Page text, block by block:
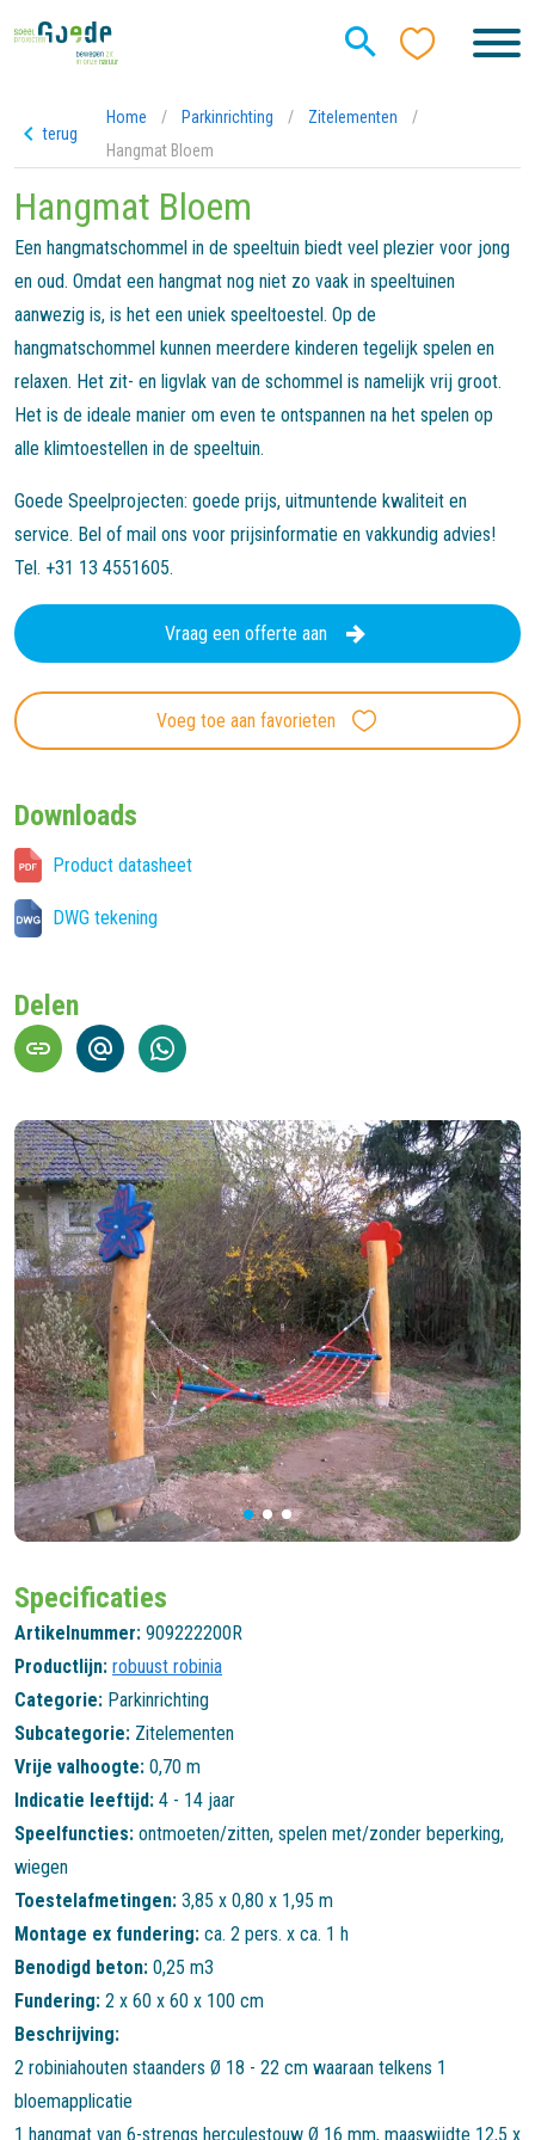
terug
Home / Parkinrichting / Zitelementen
/
Hangmat Bloem
Specificaties
Artikelnummer: 909222200R
Productlijn: robuust robinia
Categorie: Parkinrichting
Subcategorie: Zitelementen
Vrije valhoogte: 0,70 m
Indicatie leeftijd: 4 - 14 jaar
Speelfuncties: ontmoeten/zitten, spelen met/zonder beperking,
wiegen
Toestelafmetingen: 3,85 x 0,80 x 1,95 m
Montage ex fundering: ca. 2 pers. x ca. 1 h
Benodigd beton: 0,25 m3
Fundering: 2 x 60 x 60 x 100 cm
Beschrijving:
2 robiniahouten staanders Ø 18 - 22 cm waaraan telkens 1
bloemapplicatie
1 hangmat van 6-strengs herculestouw Ø 16 mm, maaswijdte 12,5 x
Hangmat Bloem
Een hangmatschommel in de speeltuin biedt veel plezier voor jong
en oud. Omdat een hangmat nog niet zo vaak in speeltuinen
aanwezig is, is het een uniek speeltoestel. Op de
hangmatschommel kunnen meerdere kinderen tegelijk spelen en
relaxen. Het zit- en ligvlak van de schommel is namelijk vrij groot.
Het is de ideale manier om even te ontspannen na het spelen op
alle klimtoestellen in de speeltuin.
Goede Speelprojecten: goede prijs, uitmuntende kwaliteit en
service. Bel of mail ons voor prijsinformatie en vakkundig advies!
Tel. +31 13 4551605.
Vraag een offerte aan
Voeg toe aan favorieten
Downloads
Product datasheet
DWG tekening
Delen